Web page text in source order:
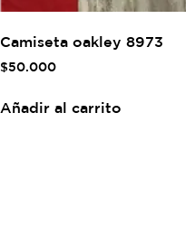
Camiseta oakley 8973
$50.000
Añadir al carrito